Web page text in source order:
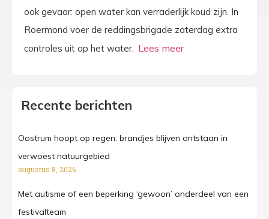
ook gevaar: open water kan verraderlijk koud zijn. In
Roermond voer de reddingsbrigade zaterdag extra
controles uit op het water.
Recente berichten
Oostrum hoopt op regen: brandjes blijven ontstaan in
verwoest natuurgebied
augustus 8, 2026
Met autisme of een beperking ‘gewoon’ onderdeel van een
festivalteam